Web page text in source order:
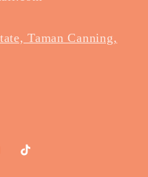
Taman Canning,
TikTok